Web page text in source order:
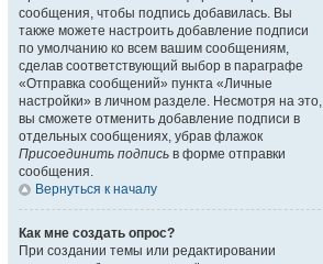
сообщения, чтобы подпись добавилась. Вы
также можете настроить добавление подписи
по умолчанию ко всем вашим сообщениям,
сделав соответствующий выбор в параграфе
«Отправка сообщений» пункта «Личные
настройки» в личном разделе. Несмотря на это,
вы сможете отменить добавление подписи в
отдельных сообщениях, убрав флажок
Присоединить подпись в форме отправки
сообщения.
Вернуться к началу
Как мне создать опрос?
При создании темы или редактировании